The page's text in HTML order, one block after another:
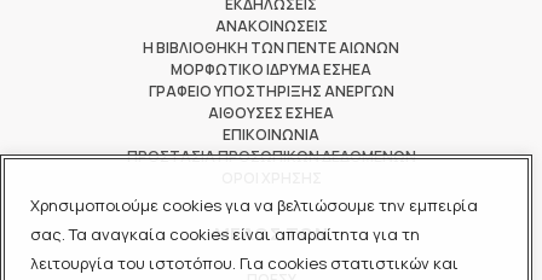
Χρησιμοποιούμε cookies για να βελτιώσουμε την εμπειρία
σας. Τα αναγκαία cookies είναι απαραίτητα για τη
λειτουργία του ιστοτόπου. Για cookies στατιστικών και
ΕΚΔΗΛΩΣΕΙΣ
ΑΝΑΚΟΙΝΩΣΕΙΣ
Η ΒΙΒΛΙΟΘΗΚΗ ΤΩΝ ΠΕΝΤΕ ΑΙΩΝΩΝ
ΜΟΡΦΩΤΙΚΟ ΙΔΡΥΜΑ ΕΣΗΕΑ
ΓΡΑΦΕΙΟ ΥΠΟΣΤΗΡΙΞΗΣ ΑΝΕΡΓΩΝ
ΑΙΘΟΥΣΕΣ ΕΣΗΕΑ
ΕΠΙΚΟΙΝΩΝΙΑ
ΠΡΟΣΤΑΣΙΑ ΠΡΟΣΩΠΙΚΩΝ ΔΕΔΟΜΕΝΩΝ
ΜΕΛΟΣ ΤΩΝ